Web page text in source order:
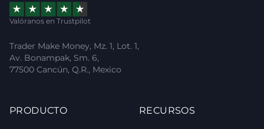
Valóranos en Trustpilot
Trader Make Money, Mz. 1, Lot. 1,
Av. Bonampak, Sm. 6,
77500 Cancún, Q.R., Mexico
PRODUCTO RECURSOS